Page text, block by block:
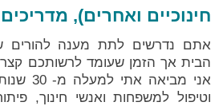
חינוכיים ואחרים), מדריכים
אתם נדרשים לתת מענה להורים
הבית אך הזמן שעומד לרשותכם קצר?
אני מביאה
וטיפול למשפחות ואנשי חינוך,